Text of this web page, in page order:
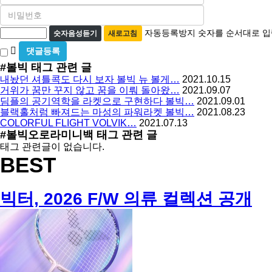
필
수
비
밀
번
호
필
수
자
동
등
록
방
지
숫자음성듣기 새로고침 자동등록방지 숫자를 순서대로 입
밀
글
사
용
#볼빅 태그 관련 글
내놨던 셔틀콕도 다시 보자 볼빅 뉴 볼게… 2021.10.15
거위가 꿈만 꾸지 않고 꿈을 이뤄 돌아왔… 2021.09.07
딤플의 공기역학을 라켓으로 구현하다 볼빅… 2021.09.01
블랙홀처럼 빠져드는 마성의 파워라켓 볼빅… 2021.08.23
COLORFUL FLIGHT VOLVIK… 2021.07.13
#볼빅오로라미니백 태그 관련 글
태그 관련글이 없습니다.
BEST
빅터, 2026 F/W 의류 컬렉션 공개